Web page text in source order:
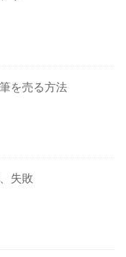
を売る方法
失敗